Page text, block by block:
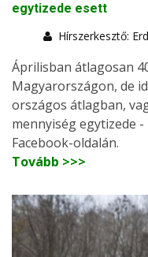
egytizede esett
Hírszerkesztő:
Áprilisban átlagosan
Magyarországon, de
országos átlagban,
mennyiség egytizede
Facebook-oldalán.
Tovább >>>